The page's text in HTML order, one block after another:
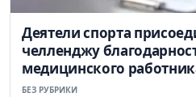
Деятели спорта
челленджу
медицинского
БЕЗ РУБРИКИ